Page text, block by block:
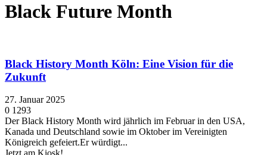
Black Future Month
Black History Month Köln: Eine Vision für die
Zukunft
27. Januar 2025
0 1293
Der Black History Month wird jährlich im Februar in den USA,
Kanada und Deutschland sowie im Oktober im Vereinigten
Königreich gefeiert.Er würdigt...